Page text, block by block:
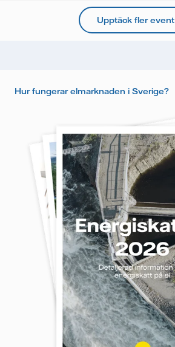
Upptäck fler event
Hur fungerar elmarknaden i Sverige?